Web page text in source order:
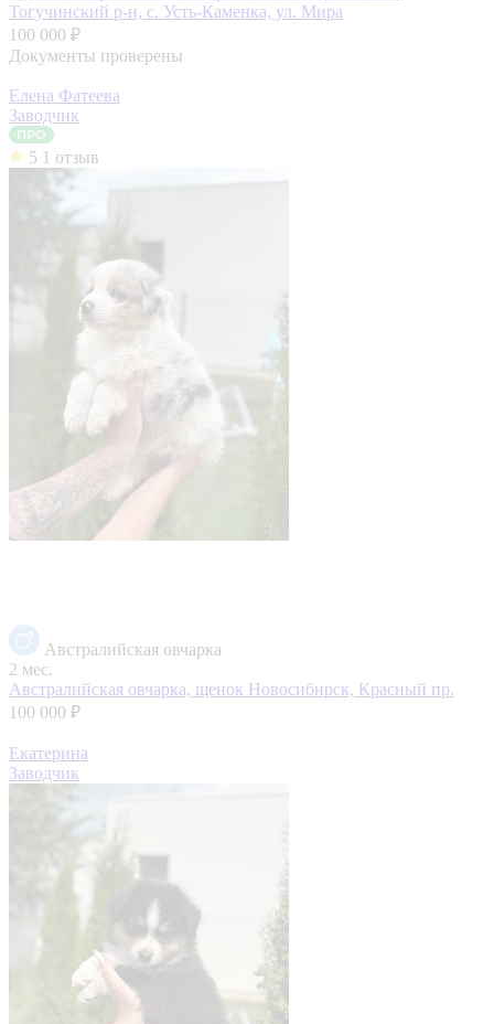
Тогучинский р-н, с. Усть-Каменка, ул. Мира
100 000 ₽
Документы проверены
Елена Фатеева
Заводчик
5 1 отзыв
Австралийская овчарка
2 мес.
Австралийская овчарка, щенок Новосибирск, Красный пр.
100 000 ₽
Екатерина
Заводчик